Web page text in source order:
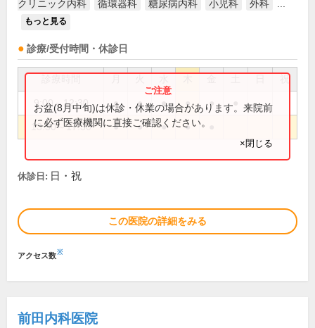
クリニック内科 循環器科 糖尿病内科 小児科 外科
もっと見る
診療/受付時間・休診日
祝
9:00～12:30 ● ● ● ● ●
13:30～17:30 ● ● ● ●
お盆(8月中旬)は休診・休業の場合があります。来院前
に必ず医療機関に直接ご確認ください。
×閉じる
休診日: 日・祝
この医院の詳細をみる
アクセス数※
前田内科医院